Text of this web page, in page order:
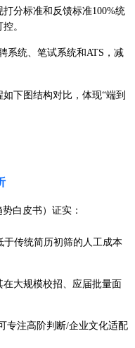
分标准和反馈标准100%统
。
系统、笔试系统和ATS，减
下图结构对比，体现“端到
白皮书）证实：
于传统简历初筛的人工成本
在大规模校招、应届批量面
专注高阶判断/企业文化适配